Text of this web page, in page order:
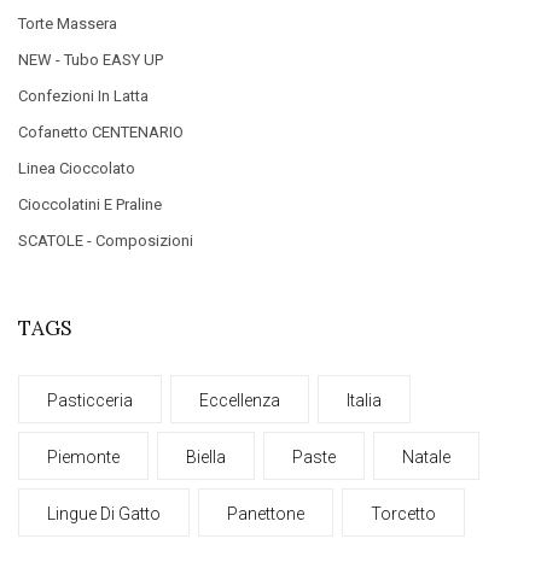
Torte Massera
NEW - Tubo EASY UP
Confezioni In Latta
Cofanetto CENTENARIO
Linea Cioccolato
Cioccolatini E Praline
SCATOLE - Composizioni
TAGS
Pasticceria Eccellenza Italia
Piemonte Biella Paste Natale
Lingue Di Gatto Panettone Torcetto